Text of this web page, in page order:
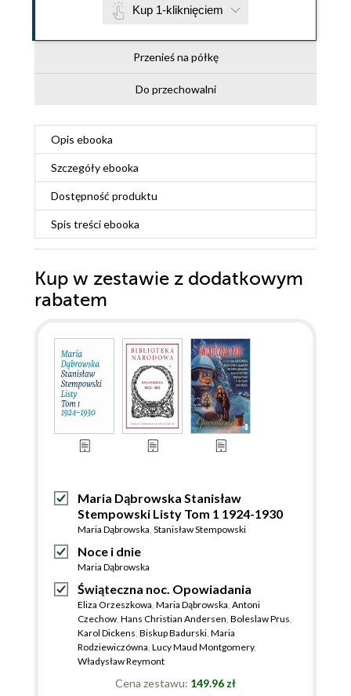
Kup 1-kliknięciem
Przenieś na półkę
Do przechowalni
Opis ebooka
Szczegółyebooka
Dostępność produktu
Spis treściebooka
Kup w zestawie z dodatkowym
rabatem
Maria Dąbrowska Stanisław
Stempowski Listy Tom 1 1924-1930
Maria Dąbrowska, Stanisław Stempowski
Noce i dnie
Maria Dąbrowska
Świąteczna noc. Opowiadania
Eliza Orzeszkowa, Maria Dąbrowska, Antoni
Czechow, Hans Christian Andersen, Boleslaw Prus,
Karol Dickens, Biskup Badurski, Maria
Rodziewiczówna, Lucy Maud Montgomery,
Władysław Reymont
Cena zestawu: 149.96 zł